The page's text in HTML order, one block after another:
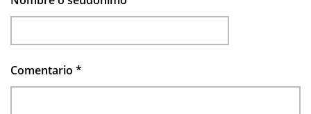
Comentario *